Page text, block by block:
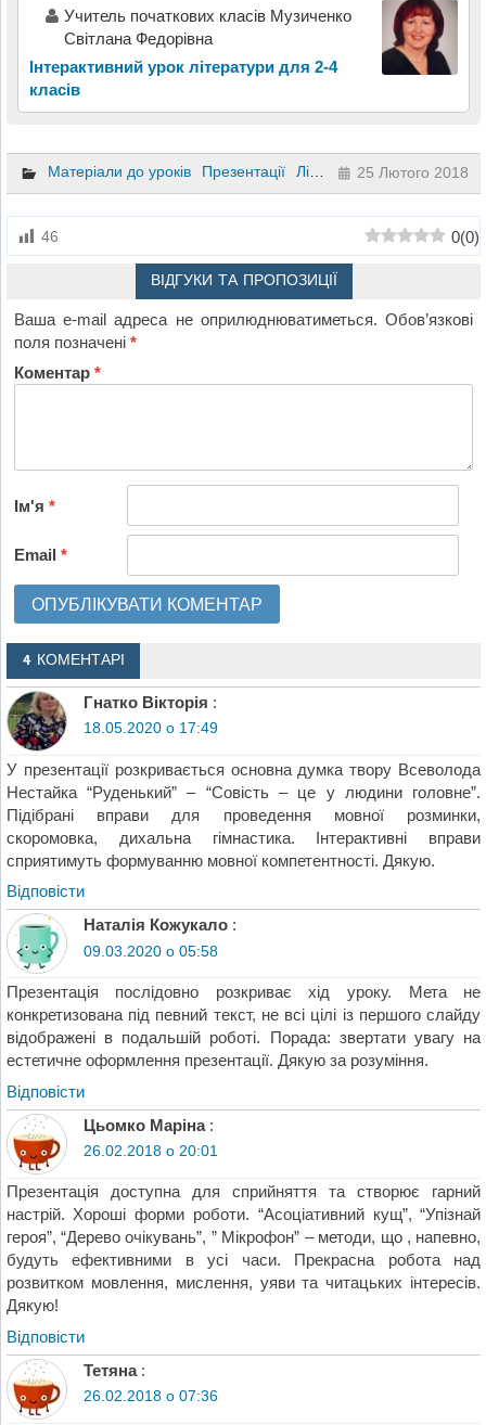
Учитель початкових класів Музиченко
Світлана Федорівна
Інтерактивний урок літератури для 2-4
класів
Матеріали до уроків Презентації Літературне читання 2
25 Лютого 2018
46 0(0)
ВІДГУКИ ТА ПРОПОЗИЦІЇ
Ваша e-mail адреса не оприлюднюватиметься. Обов’язкові
поля позначені*
Коментар*
Ім'я*
Email*
4 КОМЕНТАРІ
Гнатко Вікторія :
18.05.2020 о 17:49
У презентації розкривається основна думка твору Всеволода
Нестайка “Руденький” – “Совість – це у людини головне”.
Підібрані вправи для проведення мовної розминки,
скоромовка, дихальна гімнастика. Інтерактивні вправи
сприятимуть формуванню мовної компетентності. Дякую.
Відповіcти
Наталія Кожукало :
09.03.2020 о 05:58
Презентація послідовно розкриває хід уроку. Мета не
конкретизована під певний текст, не всі цілі із першого слайду
відображені в подальшій роботі. Порада: звертати увагу на
естетичне оформлення презентації. Дякую за розуміння.
Відповіcти
Цьомко Маріна :
26.02.2018 о 20:01
Презентація доступна для сприйняття та створює гарний
настрій. Хороші форми роботи. “Асоціативний кущ”, “Упізнай
героя”, “Дерево очікувань”, ” Мікрофон” – методи, що , напевно,
будуть ефективними в усі часи. Прекрасна робота над
розвитком мовлення, мислення, уяви та читацьких інтересів.
Дякую!
Відповіcти
Тетяна :
26.02.2018 о 07:36